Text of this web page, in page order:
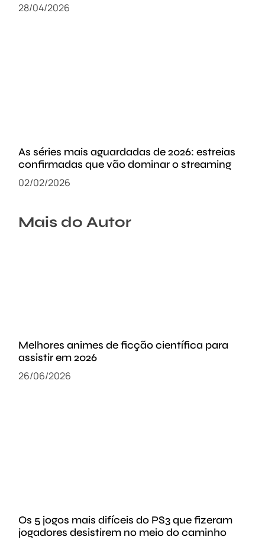
28/04/2026
As séries mais aguardadas de 2026: estreias
confirmadas que vão dominar o streaming
02/02/2026
Mais do Autor
Melhores animes de ficção científica para
assistir em 2026
26/06/2026
Os 5 jogos mais difíceis do PS3 que fizeram
jogadores desistirem no meio do caminho